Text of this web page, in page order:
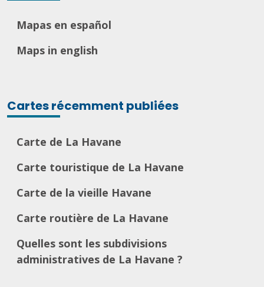
Mapas en español
Maps in english
Cartes récemment publiées
Carte de La Havane
Carte touristique de La Havane
Carte de la vieille Havane
Carte routière de La Havane
Quelles sont les subdivisions
administratives de La Havane ?